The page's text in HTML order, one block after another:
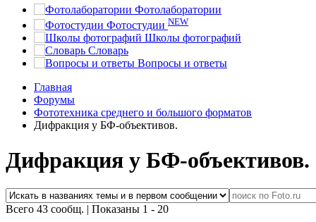
Фотолаборатории
Фотостудии NEW
Школы фотографий
Словарь
Вопросы и ответы
Главная
Форумы
Фототехника среднего и большого форматов
Дифракция у БФ-объективов.
Дифракция у БФ-объективов.
Всего 43 сообщ. | Показаны 1 - 20